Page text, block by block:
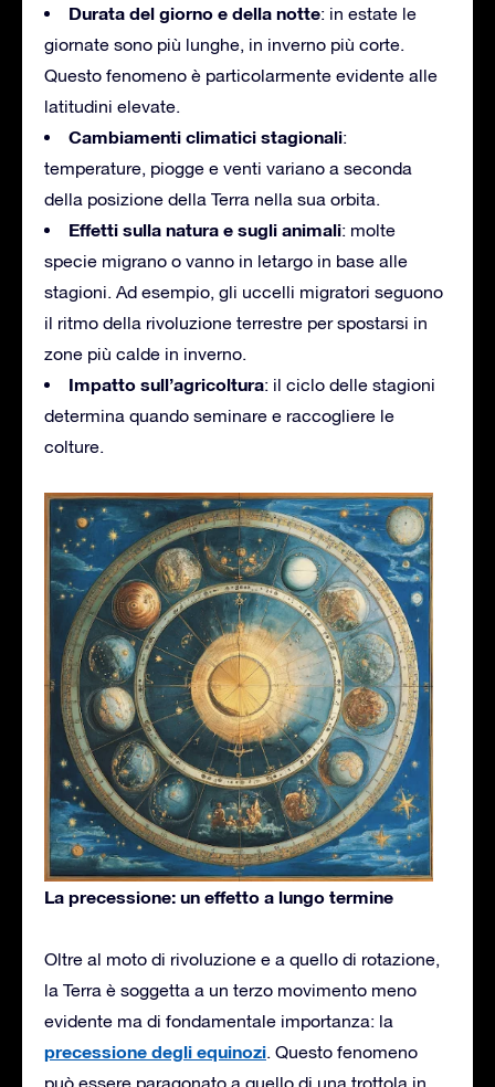
Durata del giorno e della notte: in estate le
giornate sono più lunghe, in inverno più corte.
Questo fenomeno è particolarmente evidente alle
latitudini elevate.
Cambiamenti climatici stagionali:
temperature, piogge e venti variano a seconda
della posizione della Terra nella sua orbita.
Effetti sulla natura e sugli animali: molte
specie migrano o vanno in letargo in base alle
stagioni. Ad esempio, gli uccelli migratori seguono
il ritmo della rivoluzione terrestre per spostarsi in
zone più calde in inverno.
Impatto sull’agricoltura: il ciclo delle stagioni
determina quando seminare e raccogliere le
colture.
La precessione: un effetto a lungo termine
Oltre al moto di rivoluzione e a quello di rotazione,
la Terra è soggetta a un terzo movimento meno
evidente ma di fondamentale importanza: la
precessione degli equinozi. Questo fenomeno
può essere paragonato a quello di una trottola in